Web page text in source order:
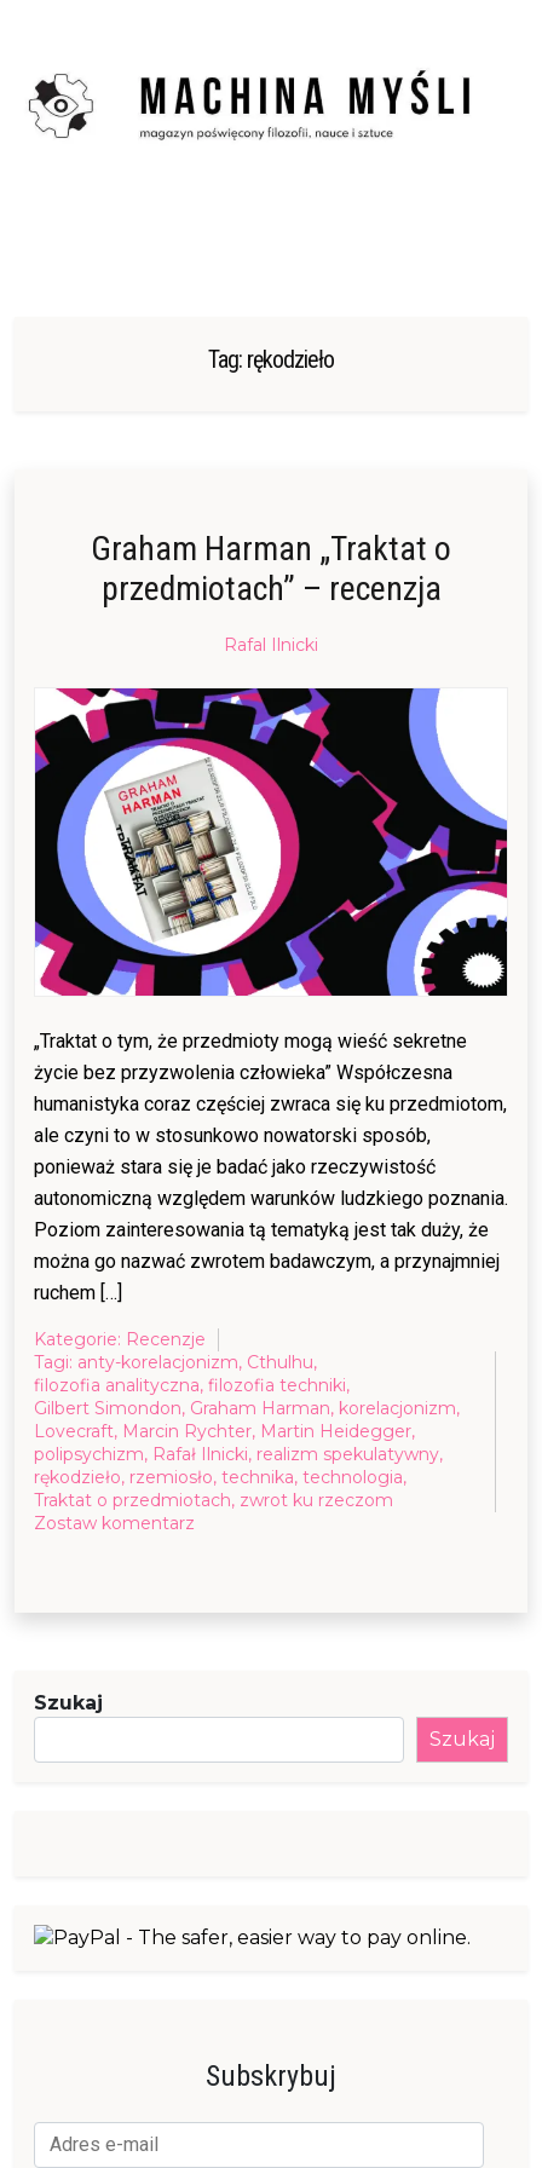
content
Tag: rękodzieło
Graham Harman „Traktat o
przedmiotach” – recenzja
Posted
13/06/201510/02/2016
Rafal Ilnicki
„Traktat o tym, że przedmioty mogą wieść sekretne
życie bez przyzwolenia człowieka” Współczesna
humanistyka coraz częściej zwraca się ku przedmiotom,
ale czyni to w stosunkowo nowatorski sposób,
ponieważ stara się je badać jako rzeczywistość
autonomiczną względem warunków ludzkiego poznania.
Poziom zainteresowania tą tematyką jest tak duży, że
można go nazwać zwrotem badawczym, a przynajmniej
ruchem […]
Kategorie: Recenzje
Tagi: anty-korelacjonizm, Cthulhu,
filozofia analityczna, filozofia techniki,
Gilbert Simondon, Graham Harman, korelacjonizm,
Lovecraft, Marcin Rychter, Martin Heidegger,
polipsychizm, Rafał Ilnicki, realizm spekulatywny,
rękodzieło, rzemiosło, technika, technologia,
Traktat o przedmiotach, zwrot ku rzeczom
Zostaw komentarz
o
Szukaj
Szukaj
Subskrybuj
Adres
e-